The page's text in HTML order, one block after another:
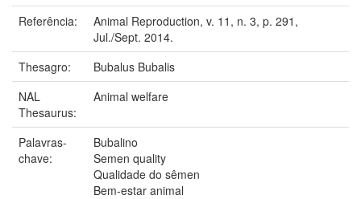
Referência:
Animal Reproduction, v. 11, n. 3, p. 291,
Jul./Sept. 2014.
Thesagro:
Bubalus Bubalis
NAL
Thesaurus:
Animal welfare
Palavras-
chave:
Bubalino
Semen quality
Qualidade do sêmen
Bem-estar animal